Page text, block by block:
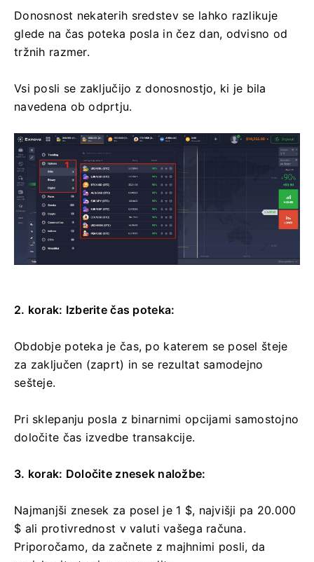
Donosnost nekaterih sredstev se lahko razlikuje
glede na čas poteka posla in čez dan, odvisno od
tržnih razmer.
Vsi posli se zaključijo z donosnostjo, ki je bila
navedena ob odprtju.
2. korak: Izberite čas poteka:
Obdobje poteka je čas, po katerem se posel šteje
za zaključen (zaprt) in se rezultat samodejno
sešteje.
Pri sklepanju posla z binarnimi opcijami samostojno
določite čas izvedbe transakcije.
3. korak: Določite znesek naložbe:
Najmanjši znesek za posel je 1 $, najvišji pa 20.000
$ ali protivrednost v valuti vašega računa.
Priporočamo, da začnete z majhnimi posli, da